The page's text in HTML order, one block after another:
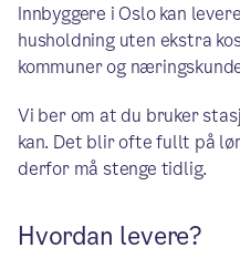
Innbyggere i Oslo kan
husholdning uten ekstra
kommuner og
Vi ber om at du bruker
kan. Det blir ofte fullt på
derfor må stenge tidlig.
Hvordan levere?